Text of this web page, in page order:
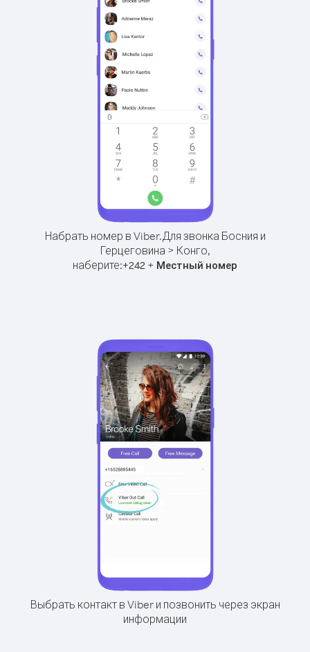
Набрать номер в Viber.Для звонка Босния и
Герцеговина > Конго,
наберите:+242 + Местный номер
Выбрать контакт в Viber и позвонить через экран
информации